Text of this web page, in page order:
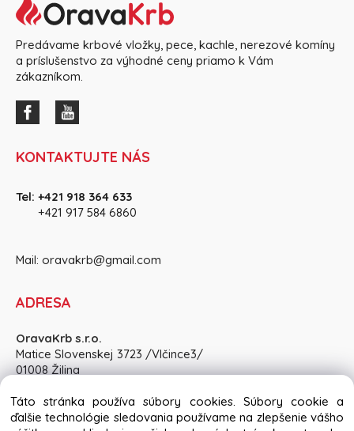
Predávame krbové vložky, pece, kachle, nerezové komíny
a príslušenstvo za výhodné ceny priamo k Vám
zákazníkom.
KONTAKTUJTE NÁS
Tel: +421 918 364 633
+421 917 584 6860
Mail: oravakrb@gmail.com
ADRESA
OravaKrb s.r.o.
Matice Slovenskej 3723 /Vlčince3/
01008 Žilina
Pon-Pia: 8:30 - 15:00, So: po dohode
Táto stránka používa súbory cookies. Súbory cookie a
ďalšie technológie sledovania používame na zlepšenie vášho